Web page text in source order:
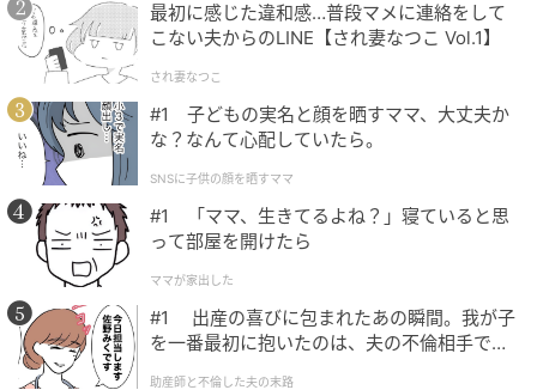
GLOW Online（グローオンライン）
提供元：WEAR by ZOZO ID：＠namikeru
namikaさん
158cm
〈着用アイテム〉
カーディガン／BABYLONE
最初に感じた違和感…普段マメに連絡をして
こない夫からのLINE【され妻なつこ Vol.1】
され妻なつこ
#1 子どもの実名と顔を晒すママ、大丈夫か
な？なんて心配していたら。
SNSに子供の顔を晒すママ
#1 「ママ、生きてるよね？」寝ていると思
って部屋を開けたら
ママが家出した
#1 出産の喜びに包まれたあの瞬間。我が子
を一番最初に抱いたのは、夫の不倫相手でし
助産師と不倫した夫の末路